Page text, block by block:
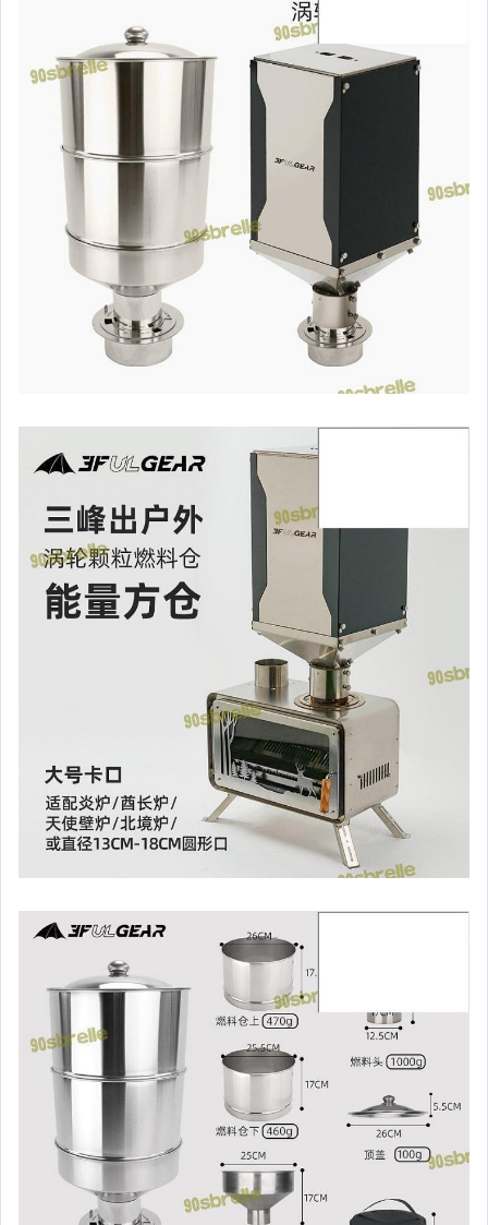
汽機車精品百貨
居家、家具與園藝
玩具、模型與公仔
男性精品與服飾
女裝與服飾配件
偶像、球員卡與郵幣
手錶與飾品配件
女包精品與女鞋